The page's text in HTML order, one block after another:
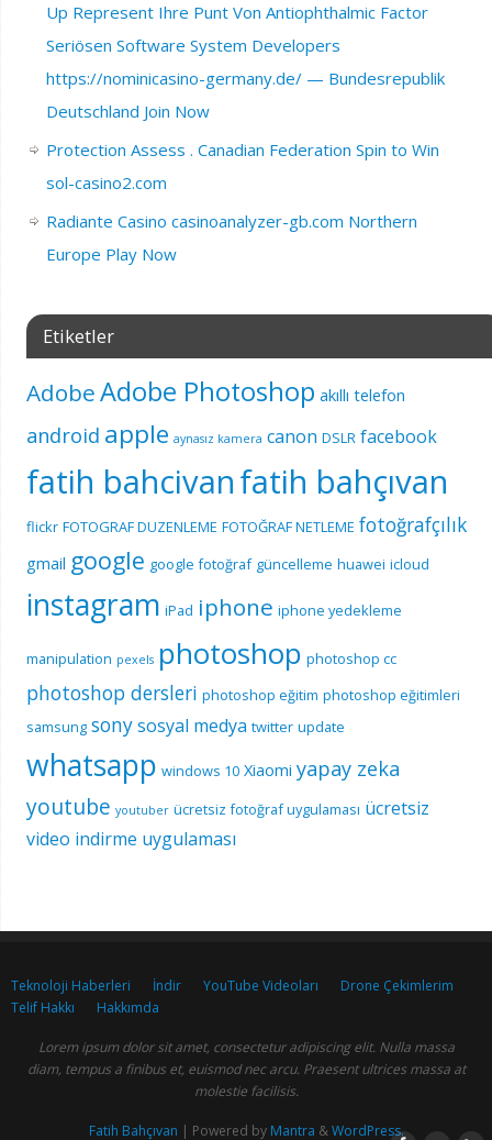
Up Represent Ihre Punt Von Antiophthalmic Factor
Seriösen Software System Developers
https://nominicasino-germany.de/ — Bundesrepublik
Deutschland Join Now
Protection Assess . Canadian Federation Spin to Win
sol-casino2.com
Radiante Casino casinoanalyzer-gb.com Northern
Europe Play Now
Etiketler
AdobeAdobe Photoshop akıllı telefon
android apple aynasız kamera canon DSLR facebook
fatih bahcivanfatih bahçıvan
flickr FOTOGRAF DUZENLEME FOTOĞRAF NETLEME fotoğrafçılık
gmail google google fotoğraf güncelleme huawei icloud
instagram iPad iphone iphone yedekleme
manipulation pexels photoshop photoshop cc
photoshop dersleri photoshop eğitim photoshop eğitimleri
samsung sony sosyal medya twitter update
whatsapp windows 10 Xiaomi yapay zeka
youtube youtuber ücretsiz fotoğraf uygulaması ücretsiz
video indirme uygulaması
Teknoloji Haberleri İndir YouTube Videoları
Drone Çekimlerim
Telif Hakkı
Hakkımda
Lorem ipsum dolor sit amet, consectetur adipiscing elit. Nulla massa
diam, tempus a finibus et, euismod nec arcu. Praesent ultrices massa at
molestie facilisis.
Fatih Bahçıvan | Powered by Mantra &WordPress.